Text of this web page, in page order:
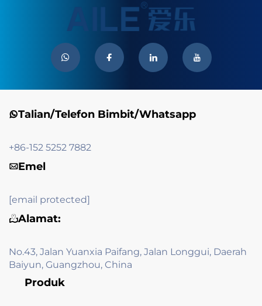
Talian/Telefon Bimbit/Whatsapp
+86-152 5252 7882
Emel
[email protected]
Alamat:
No.43, Jalan Yuanxia Paifang, Jalan Longgui, Daerah
Baiyun, Guangzhou, China
Produk